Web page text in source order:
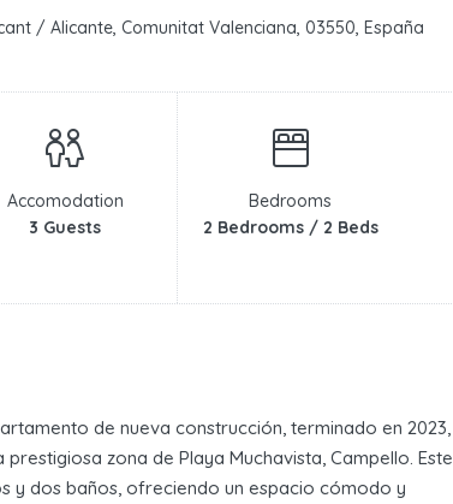
/ Alicante, Comunitat Valenciana, 03550, España
Accomodation
3 Guests
Bedrooms
2 Bedrooms / 2 Beds
de nueva construcción, terminado en 2023,
zona de Playa Muchavista, Campello. Este
y dos baños, ofreciendo un espacio cómodo y